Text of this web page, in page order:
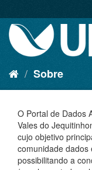
Sobre
O Portal de Dados
Vales do
cujo objetivo
comunidade dados
possibilitando a